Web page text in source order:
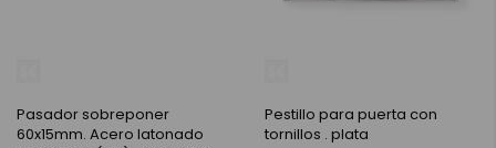
Pasador sobreponer
60x15mm. Acero latonado
Pestillo para puerta con
tornillos . plata